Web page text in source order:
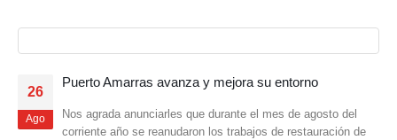
26
Ago
Puerto Amarras avanza y mejora su entorno
Nos agrada anunciarles que durante el mes de agosto del
corriente año se reanudaron los trabajos de restauración de